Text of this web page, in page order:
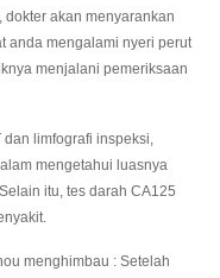
akan menyarankan
anda mengalami nyeri perut
menjalani pemeriksaan
limfografi inspeksi,
mengetahui luasnya
itu, tes darah CA125
menghimbau : Setelah